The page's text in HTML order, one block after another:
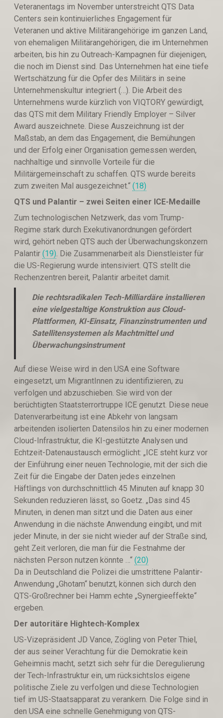
Veteranentags im November unterstreicht QTS Data
Centers sein kontinuierliches Engagement für
Veteranen und aktive Militärangehörige im ganzen Land,
von ehemaligen Militärangehörigen, die im Unternehmen
arbeiten, bis hin zu Outreach-Kampagnen für diejenigen,
die noch im Dienst sind. Das Unternehmen hat eine tiefe
Wertschätzung für die Opfer des Militärs in seine
Unternehmenskultur integriert (…). Die Arbeit des
Unternehmens wurde kürzlich von VIQTORY gewürdigt,
das QTS mit dem Military Friendly Employer – Silver
Award auszeichnete. Diese Auszeichnung ist der
Maßstab, an dem das Engagement, die Bemühungen
und der Erfolg einer Organisation gemessen werden,
nachhaltige und sinnvolle Vorteile für die
Militärgemeinschaft zu schaffen. QTS wurde bereits
zum zweiten Mal ausgezeichnet.“(18)
QTS und Palantir – zwei Seiten einer ICE-Medaille
Zum technologischen Netzwerk, das vom Trump-
Regime stark durch Exekutivanordnungen gefördert
wird, gehört neben QTS auch der Überwachungskonzern
Palantir(19) . Die Zusammenarbeit als Dienstleister für
die US-Regierung wurde intensiviert. QTS stellt die
Rechenzentren bereit, Palantir arbeitet damit.
Die rechtsradikalen Tech-Milliardäre installieren
eine vielgestaltige Konstruktion aus Cloud-
Plattformen, KI-Einsatz, Finanzinstrumenten und
Satellitensystemen als Machtmittel und
Überwachungsinstrument
Auf diese Weise wird in den USA eine Software
eingesetzt, um MigrantInnen zu identifizieren, zu
verfolgen und abzuschieben. Sie wird von der
berüchtigten Staatsterrortruppe ICE genutzt. Diese neue
Datenverarbeitung ist eine Abkehr von langsam
arbeitenden isolierten Datensilos hin zu einer modernen
Cloud-Infrastruktur, die KI-gestützte Analysen und
Echtzeit-Datenaustausch ermöglicht: „ICE steht kurz vor
der Einführung einer neuen Technologie, mit der sich die
Zeit für die Eingabe der Daten jedes einzelnen
Häftlings von durchschnittlich 45 Minuten auf knapp 30
Sekunden reduzieren lässt, so Goetz. „Das sind 45
Minuten, in denen man sitzt und die Daten aus einer
Anwendung in die nächste Anwendung eingibt, und mit
jeder Minute, in der sie nicht wieder auf der Straße sind,
geht Zeit verloren, die man für die Festnahme der
nächsten Person nutzen könnte …“(20)
Da in Deutschland die Polizei die umstrittene Palantir-
Anwendung „Ghotam“ benutzt, können sich durch den
QTS-Großrechner bei Hamm echte „Synergieeffekte“
ergeben.
Der autoritäre Hightech-Komplex
US-Vizepräsident JD Vance, Zögling von Peter Thiel,
der aus seiner Verachtung für die Demokratie kein
Geheimnis macht, setzt sich sehr für die Deregulierung
der Tech-Infrastruktur ein, um rücksichtslos eigene
politische Ziele zu verfolgen und diese Technologien
tief im US-Staatsapparat zu verankern. Die Folge sind in
den USA eine schnelle Genehmigung von QTS-